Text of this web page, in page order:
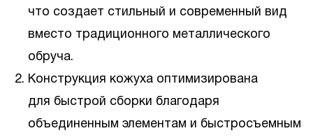
что создает стильный и современный вид
вместо традиционного металлического
обруча.
Конструкция кожуха оптимизирована
для быстрой сборки благодаря
объединенным элементам и быстросъемным